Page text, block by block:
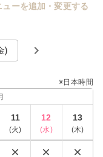
ューを追加・変更する
)
※日本時間
11
(火)
12
(水)
13
(木)